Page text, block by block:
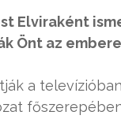
Elviraként
Önt az
a